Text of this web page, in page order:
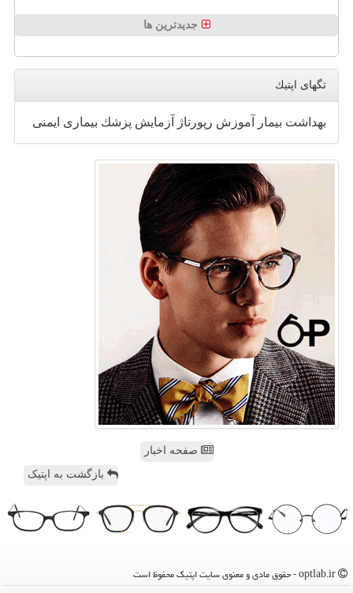
جدیدترین ها
تگهای اپتیك
بهداشت بیمار آموزش رپورتاژ آزمایش پزشك بیماری ایمنی
صفحه اخبار
بازگشت به اپتیک